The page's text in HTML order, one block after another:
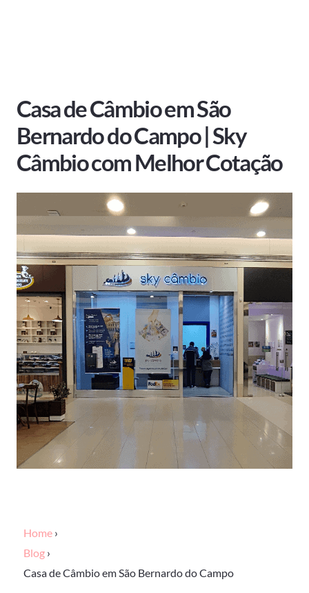
Casa de Câmbio em São
Bernardo do Campo | Sky
Câmbio com Melhor Cotação
Home ›
Blog ›
Casa de Câmbio em São Bernardo do Campo